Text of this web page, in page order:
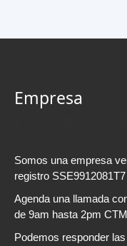
Empresa
Somos una empresa
registro
Agenda una llamada
de 9am hasta 2pm
Podemos responder